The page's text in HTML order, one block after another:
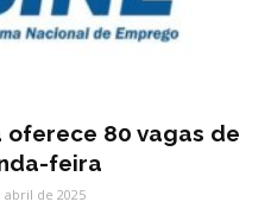
oferece 80 vagas de
feira
abril de 2025